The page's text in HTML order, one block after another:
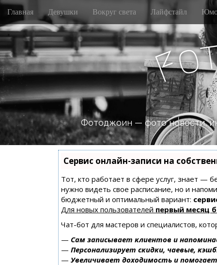
M
i
n
m
e
n
u
S
i
p
t
o
c
o
n
t
e
Главная Девушки Вокруг света Лайфстайл
Fo
Фотоджоин — фото новости,
Сервис онлайн-записи на
Тот, кто работает в сфере услуг, знает —
нужно видеть свое расписание, но и
бюджетный и оптимальный вариант:
Для новых пользователей первый месяц
Чат-бот для мастеров и специалистов,
— Сам записывает клиентов и
— Персонализирует скидки, чаевые,
— Увеличивает доходимость и